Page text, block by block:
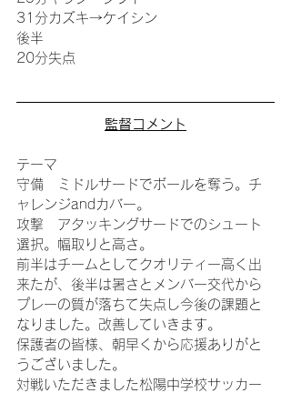
31分カズキ→ケイシン
後半
20分失点
監督コメント
テーマ
守備　ミドルサードでボールを奪う。チ
ャレンジandカバー。
攻撃　アタッキングサードでのシュート
選択。幅取りと高さ。
前半はチームとしてクオリティー高く出
来たが、後半は暑さとメンバー交代から
プレーの質が落ちて失点し今後の課題と
なりました。改善していきます。
保護者の皆様、朝早くから応援ありがと
うございました。
対戦いただきました松陽中学校サッカー